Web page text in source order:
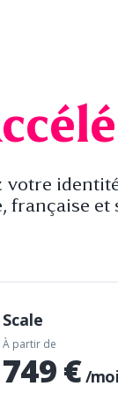
française et
Scale
À partir de
749 €/